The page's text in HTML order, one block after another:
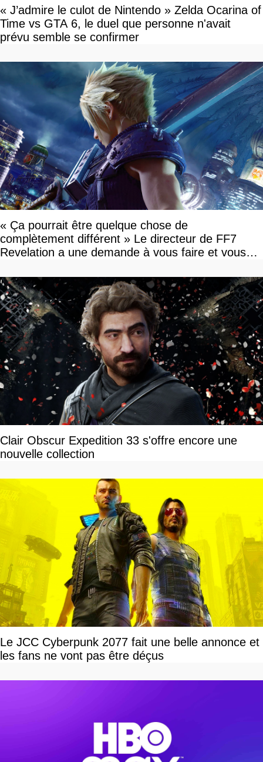
« J’admire le culot de Nintendo » Zelda Ocarina of
Time vs GTA 6, le duel que personne n'avait
prévu semble se confirmer
« Ça pourrait être quelque chose de
complètement différent » Le directeur de FF7
Revelation a une demande à vous faire et vous
Clair Obscur Expedition 33 s'offre encore une
nouvelle collection
Le JCC Cyberpunk 2077 fait une belle annonce et
les fans ne vont pas être déçus